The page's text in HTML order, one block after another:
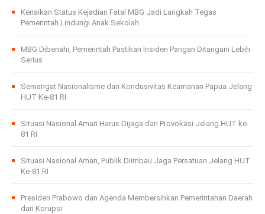
Kenaikan Status Kejadian Fatal MBG Jadi Langkah Tegas
Pemerintah Lindungi Anak Sekolah
MBG Dibenahi, Pemerintah Pastikan Insiden Pangan Ditangani Lebih
Serius
Semangat Nasionalisme dan Kondusivitas Keamanan Papua Jelang
HUT Ke-81 RI
Situasi Nasional Aman Harus Dijaga dari Provokasi Jelang HUT ke-
81 RI
Situasi Nasional Aman, Publik Diimbau Jaga Persatuan Jelang HUT
Ke-81 RI
Presiden Prabowo dan Agenda Membersihkan Pemerintahan Daerah
dari Korupsi